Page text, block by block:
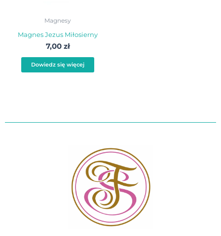
Magnesy
Magnes Jezus Miłosierny
7,00 zł
Dowiedz się więcej